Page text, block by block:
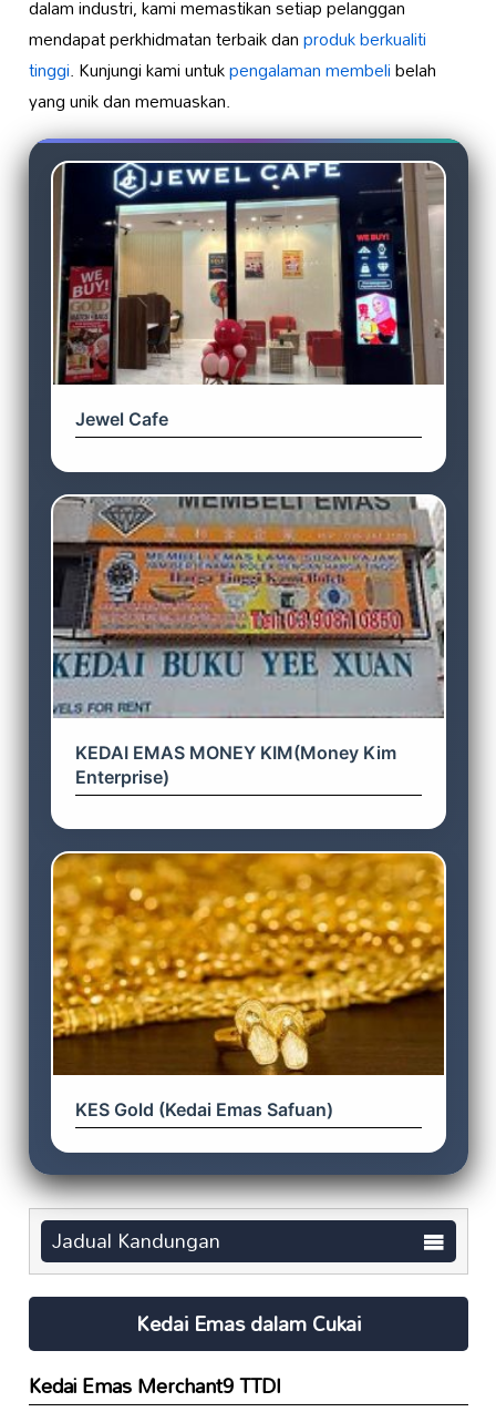
dalam industri, kami memastikan setiap pelanggan
mendapat perkhidmatan terbaik danproduk berkualiti
tinggi. Kunjungi kami untukpengalaman membelibelah
yang unik dan memuaskan.
Jewel Cafe
KEDAI EMAS MONEY KIM(Money Kim
Enterprise)
KES Gold (Kedai Emas Safuan)
Jadual Kandungan
Kedai Emas dalam Cukai
Kedai Emas Merchant9 TTDI